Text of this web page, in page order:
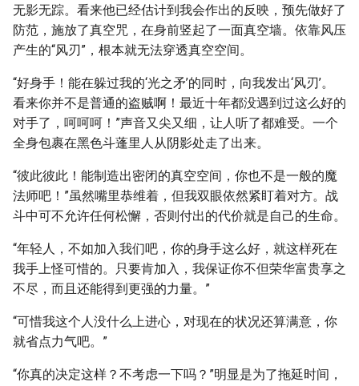
无影无踪。看来他已经估计到我会作出的反映，预先做好了
防范，施放了真空咒，在身前竖起了一面真空墙。依靠风压
产生的“风刃”，根本就无法穿透真空空间。
“好身手！能在躲过我的‘光之矛’的同时，向我发出‘风刃’。
看来你并不是普通的盗贼啊！最近十年都没遇到过这么好的
对手了，呵呵呵！”声音又尖又细，让人听了都难受。一个
全身包裹在黑色斗蓬里人从阴影处走了出来。
“彼此彼此！能制造出密闭的真空空间，你也不是一般的魔
法师吧！”虽然嘴里恭维着，但我双眼依然紧盯着对方。战
斗中可不允许任何松懈，否则付出的代价就是自己的生命。
“年轻人，不如加入我们吧，你的身手这么好，就这样死在
我手上怪可惜的。只要肯加入，我保证你不但荣华富贵享之
不尽，而且还能得到更强的力量。”
“可惜我这个人没什么上进心，对现在的状况还算满意，你
就省点力气吧。”
“你真的决定这样？不考虑一下吗？”明显是为了拖延时间，